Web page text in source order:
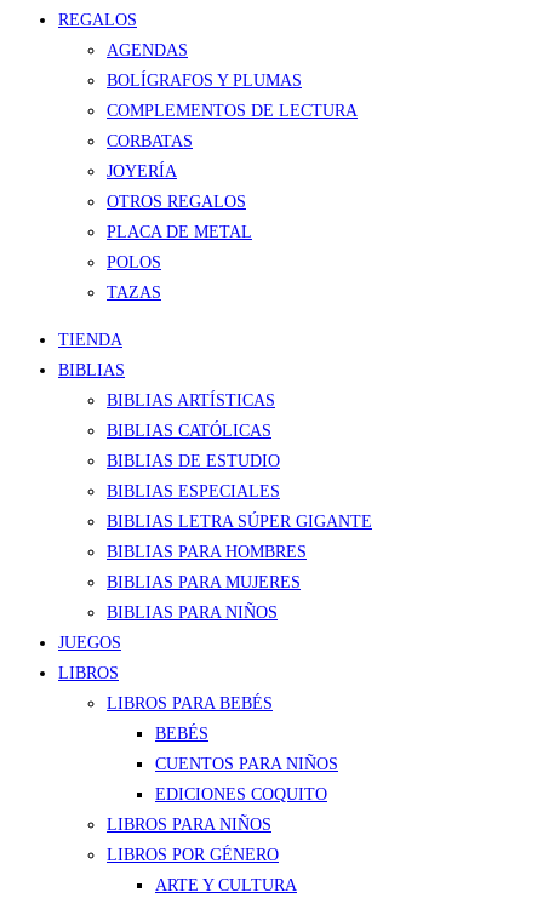
REGALOS
AGENDAS
BOLÍGRAFOS Y PLUMAS
COMPLEMENTOS DE LECTURA
CORBATAS
JOYERÍA
OTROS REGALOS
PLACA DE METAL
POLOS
TAZAS
TIENDA
BIBLIAS
BIBLIAS ARTÍSTICAS
BIBLIAS CATÓLICAS
BIBLIAS DE ESTUDIO
BIBLIAS ESPECIALES
BIBLIAS LETRA SÚPER GIGANTE
BIBLIAS PARA HOMBRES
BIBLIAS PARA MUJERES
BIBLIAS PARA NIÑOS
JUEGOS
LIBROS
LIBROS PARA BEBÉS
BEBÉS
CUENTOS PARA NIÑOS
EDICIONES COQUITO
LIBROS PARA NIÑOS
LIBROS POR GÉNERO
ARTE Y CULTURA